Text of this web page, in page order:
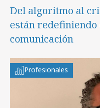
Del algoritmo al
están
comunicación
Profesionales